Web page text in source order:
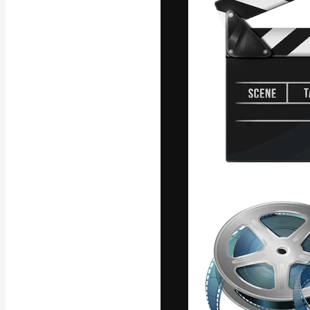
La plateforme
vos meilleurs
d’abonnés :
studios.
Copyright ©